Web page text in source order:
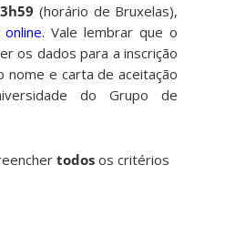
(horário de Bruxelas),
Vale lembrar que o
os dados para a inscrição
nome e carta de aceitação
do Grupo de
todos os critérios